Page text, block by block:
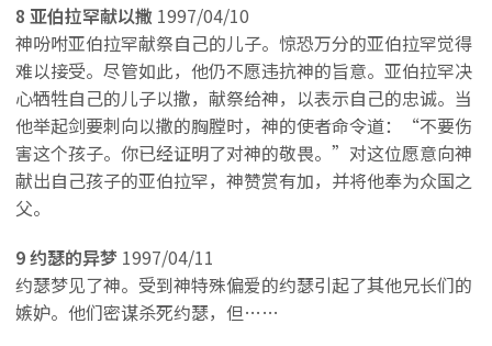
8 亚伯拉罕献以撒 1997/04/10
神吩咐亚伯拉罕献祭自己的儿子。惊恐万分的亚伯拉罕觉得
难以接受。尽管如此，他仍不愿违抗神的旨意。亚伯拉罕决
心牺牲自己的儿子以撒，献祭给神，以表示自己的忠诚。当
他举起剑要刺向以撒的胸膛时，神的使者命令道：“不要伤
害这个孩子。你已经证明了对神的敬畏。”对这位愿意向神
献出自己孩子的亚伯拉罕，神赞赏有加，并将他奉为众国之
父。
9 约瑟的异梦 1997/04/11
约瑟梦见了神。受到神特殊偏爱的约瑟引起了其他兄长们的
嫉妒。他们密谋杀死约瑟，但……